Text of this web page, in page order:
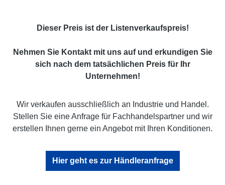
Dieser Preis ist der Listenverkaufspreis!
Nehmen Sie Kontakt mit uns auf und erkundigen Sie
sich nach dem tatsächlichen Preis für Ihr
Unternehmen!
Wir verkaufen ausschließlich an Industrie und Handel.
Stellen Sie eine Anfrage für Fachhandelspartner und wir
erstellen Ihnen gerne ein Angebot mit Ihren Konditionen.
Hier geht es zur Händleranfrage